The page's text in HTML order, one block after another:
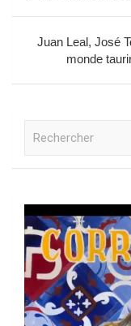
Juan Leal, José
monde
r
c
h
e
r